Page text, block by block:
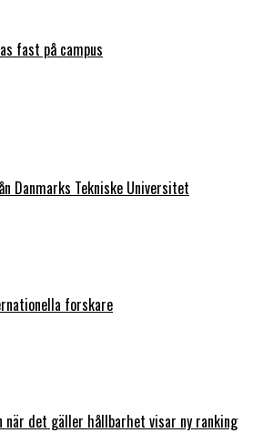
fast på campus
Danmarks Tekniske Universitet
forskare
det gäller hållbarhet visar ny ranking